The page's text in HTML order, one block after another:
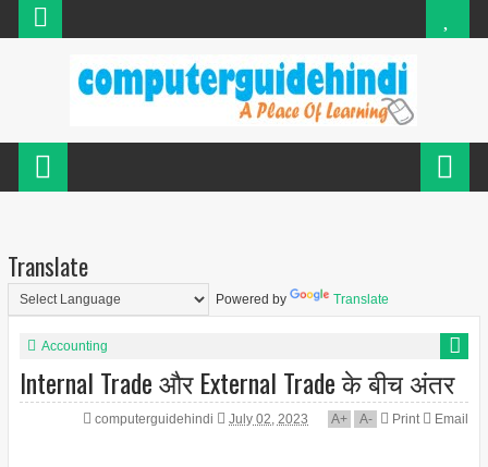
Translate
Powered by Translate
Accounting
Internal Trade और External Trade के बीच अंतर
computerguidehindi July 02, 2023 A+ A- Print Email